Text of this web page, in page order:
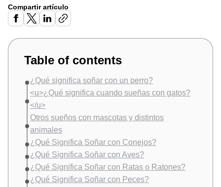
Compartir artículo
Table of contents
¿Qué significa soñar con un perro?
<u>¿Qué significa cuando sueñas con gatos?
</u>
Otros sueños con mascotas y distintos
animales
¿Qué Significa Soñar con Conejos?
¿Qué Significa Soñar con Aves?
¿Qué Significa Soñar con Ratas o Ratones?
¿Qué Significa Soñar con Peces?